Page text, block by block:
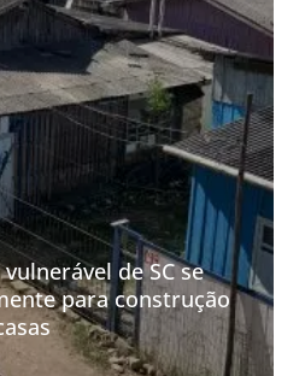
de SC se
para construção